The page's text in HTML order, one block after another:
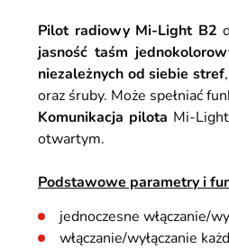
Pilot radiowy Mi-Light B2
jasność taśm
niezależnych od siebie stref
oraz śruby. Może spełniać
Komunikacja pilota Mi-
otwartym.
Podstawowe parametry i
jednoczesne włączanie/
włączanie/wyłączanie